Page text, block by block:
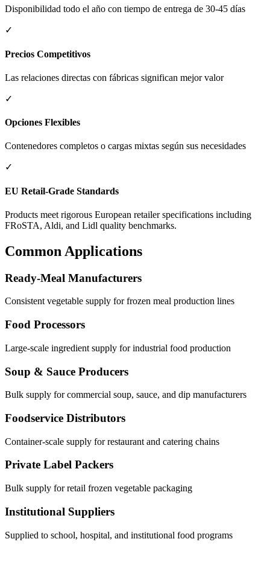
Disponibilidad todo el año con tiempo de entrega de 30-45 días
✓
Precios Competitivos
Las relaciones directas con fábricas significan mejor valor
✓
Opciones Flexibles
Contenedores completos o cargas mixtas según sus necesidades
✓
EU Retail-Grade Standards
Products meet rigorous European retailer specifications including
FRoSTA, Aldi, and Lidl quality benchmarks.
Common Applications
Ready-Meal Manufacturers
Consistent vegetable supply for frozen meal production lines
Food Processors
Large-scale ingredient supply for industrial food production
Soup & Sauce Producers
Bulk supply for commercial soup, sauce, and dip manufacturers
Foodservice Distributors
Container-scale supply for restaurant and catering chains
Private Label Packers
Bulk supply for retail frozen vegetable packaging
Institutional Suppliers
Supplied to school, hospital, and institutional food programs